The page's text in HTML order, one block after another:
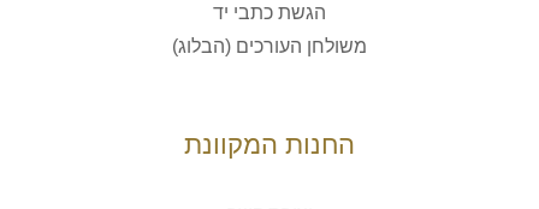
הגשת כתבי יד
משולחן העורכים (הבלוג)
החנות המקוונת